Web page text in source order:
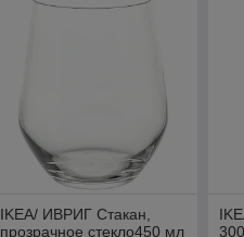
IKEA/ ИВРИГ Стакан,
прозрачное стекло450 мл